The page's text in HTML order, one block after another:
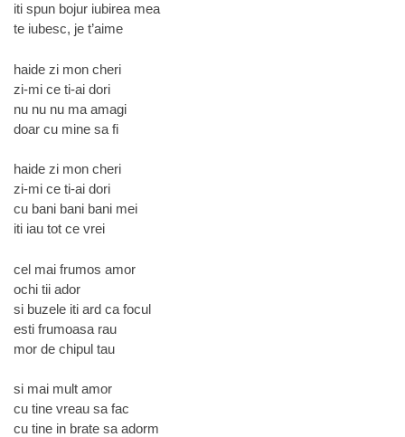
iti spun bojur iubirea mea
te iubesc, je t’aime
haide zi mon cheri
zi-mi ce ti-ai dori
nu nu nu ma amagi
doar cu mine sa fi
haide zi mon cheri
zi-mi ce ti-ai dori
cu bani bani bani mei
iti iau tot ce vrei
cel mai frumos amor
ochi tii ador
si buzele iti ard ca focul
esti frumoasa rau
mor de chipul tau
si mai mult amor
cu tine vreau sa fac
cu tine in brate sa adorm